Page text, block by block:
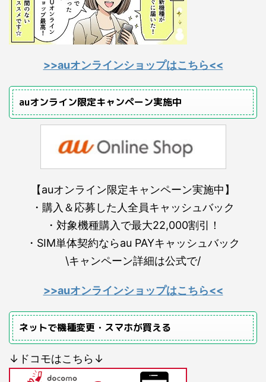
>>auオンラインショップはこちら<<
auオンライン限定キャンペーン実施中
【auオンライン限定キャンペーン実施中】
・購入＆応募した人全員キャッシュバック
・対象機種購入で最大22,000割引！
・SIM単体契約ならau PAYキャッシュバック
\キャンペーン詳細は公式で/
>>auオンラインショップはこちら<<
ネットで機種変更・スマホが買える
↓ドコモはこちら↓